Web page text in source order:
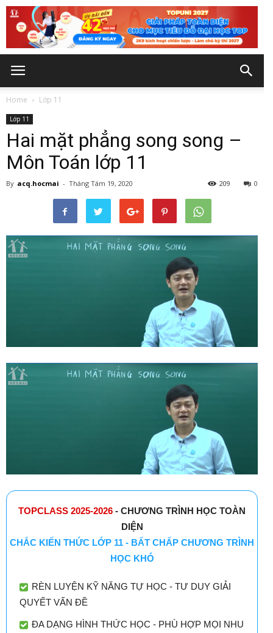
Home Lớp 11
Lớp 11
Hai mặt phẳng song song –
Môn Toán lớp 11
By acq.hocmai - Tháng Tám 19, 2020 0
209
TOPCLASS 2025-2026 - CHƯƠNG TRÌNH HỌC TOÀN
DIỆN
CHẮC KIẾN THỨC LỚP 11 - BẤT CHẤP CHƯƠNG TRÌNH
HỌC KHÓ
RÈN LUYỆN KỸ NĂNG TỰ HỌC - TƯ DUY GIẢI
QUYẾT VẤN ĐỀ
ĐA DẠNG HÌNH THỨC HỌC - PHÙ HỢP MỌI NHU